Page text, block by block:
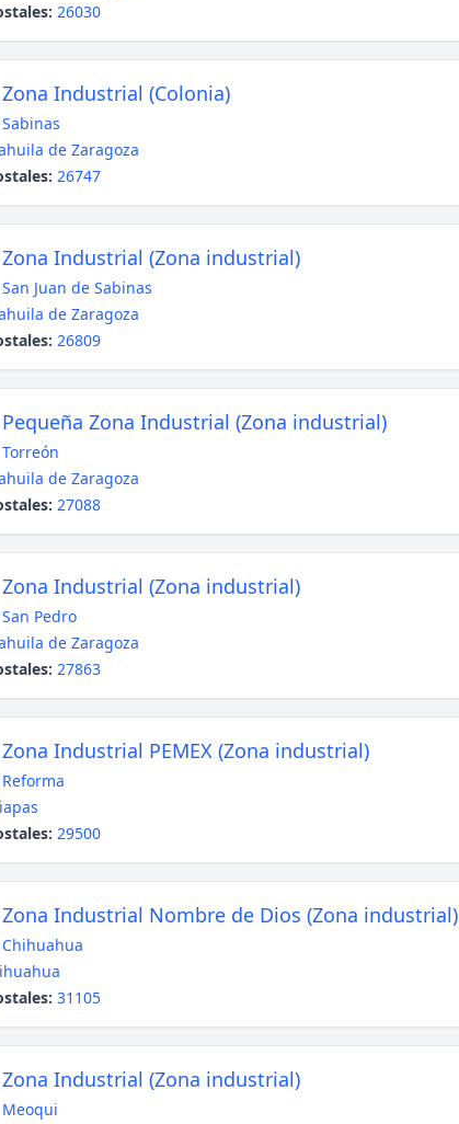
26030
Zona Industrial (Colonia)
Sabinas
de Zaragoza
26747
Zona Industrial (Zona industrial)
San Juan de Sabinas
de Zaragoza
26809
Pequeña Zona Industrial (Zona industrial)
Torreón
de Zaragoza
27088
Zona Industrial (Zona industrial)
San Pedro
de Zaragoza
27863
Zona Industrial PEMEX (Zona industrial)
Reforma
29500
Zona Industrial Nombre de Dios (Zona industrial)
Chihuahua
31105
Zona Industrial (Zona industrial)
Meoqui